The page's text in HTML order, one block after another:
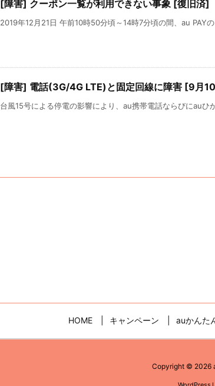
[障害] クーポン一覧が利用できない事象 [復旧済]
2019年12月21日 午前10時50分頃～14時7分頃の間、au PAY
[障害] 電話(3G/4G LTE)と固定回線に障害 [9月
台風15号による停電の影響により、au携帯電話ならびにauひ
HOME キャンペーン auかんた
Copyright © 2026